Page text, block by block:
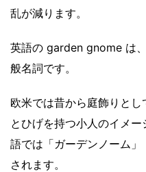
乱が減ります。
英語の garden gnome は
般名詞です。
欧米では昔から庭飾りと
とひげを持つ小人のイメ
語では「ガーデンノーム
されます。